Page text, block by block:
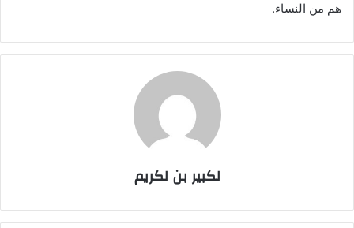
هم من النساء.
لكبير بن لكريم